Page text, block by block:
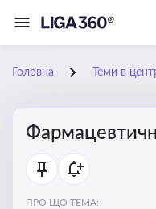
Головна Теми в
ПРО ЩО ТЕМА: